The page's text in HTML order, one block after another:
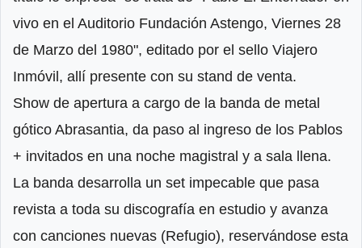
vivo en el Auditorio Fundación Astengo, Viernes 28
de Marzo del 1980", editado por el sello Viajero
Inmóvil, allí presente con su stand de venta.
Show de apertura a cargo de la banda de metal
gótico Abrasantia, da paso al ingreso de los Pablos
+ invitados en una noche magistral y a sala llena.
La banda desarrolla un set impecable que pasa
revista a toda su discografía en estudio y avanza
con canciones nuevas (Refugio), reservándose esta